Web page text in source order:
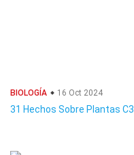
BIOLOGÍA 16 Oct 2024
31 Hechos Sobre Plantas C3